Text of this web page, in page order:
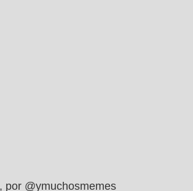
por @ymuchosmemes